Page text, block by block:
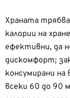
Храната
калории на
ефективни, да
дискомфорт;
консумирани
всеки 60 до 90